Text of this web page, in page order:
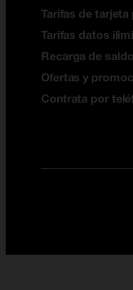
Tarifas de tarjeta
Tarifas datos
Recarga de saldo
Ofertas y
Contrata por